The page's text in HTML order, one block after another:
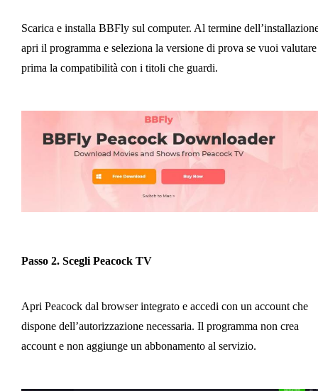
Scarica e installa BBFly sul computer. Al termine
apri il programma e seleziona la versione di prova se vuoi valutare
prima la compatibilità con i titoli che guardi.
Passo 2. Scegli Peacock TV
Apri Peacock dal browser integrato e accedi con un account che
dispone dell’autorizzazione necessaria. Il programma non crea
account e non aggiunge un abbonamento al servizio.